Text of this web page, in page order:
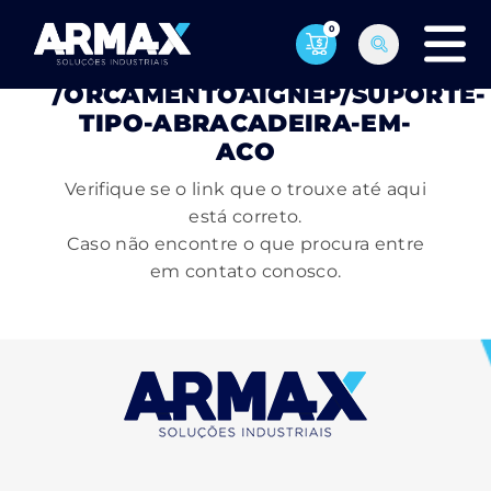
0
PÁGINA NÃO ENCONTRADA
/ORCAMENTOAIGNEP/SUPORTE-
TIPO-ABRACADEIRA-EM-
ACO
Verifique se o link que o trouxe até aqui
está correto.
Caso não encontre o que procura entre
em contato conosco.